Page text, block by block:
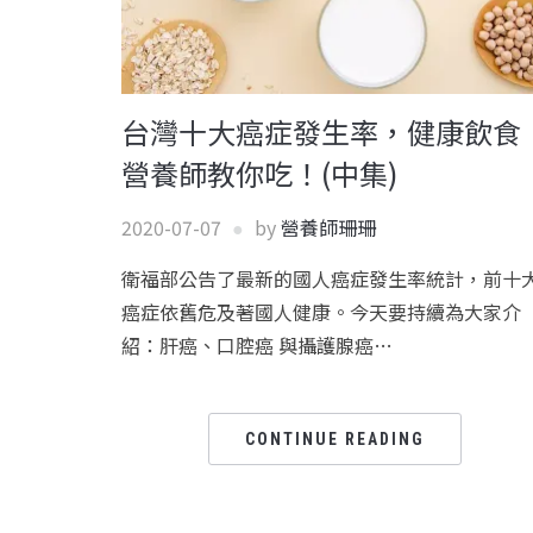
台灣十大癌症發生率，健康飲食
營養師教你吃！(中集)
2020-07-07 by營養師珊珊
衛福部公告了最新的國人癌症發生率統計，前十
癌症依舊危及著國人健康。今天要持續為大家介
紹：肝癌、口腔癌 與攝護腺癌…
CONTINUE READING